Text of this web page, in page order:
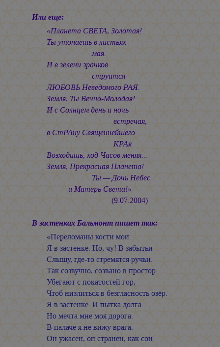
Или ещё:
«Планета СВЕТА, Золотая!
Ты утопаешь в листьях
мая.
И в зелени зрачков
струится
ЛЮБОВЬ Неведомого РАЯ.
Земля, Ты Вечно-Молодая!
И с Солнцем день и ночь
встречая,
в СтРАну Священнейшего
КРАя
Возходишь, ход Часов меняя...
Земля, Прекрасная Планета!
Ты — Дочь Небес
и Матерь Света!»
(9.07.2004)
В застенках Бальмонт пишет так:
«Переломаны кости мои.
Я в застенке. Но, чу! В забытьи
Слышу, где-то стремятся ручьи.
Так созвучно, созвано в простор
Убегают с покатостей гор,
Чтоб низлиться в безгласность озёр.
Я в застенке. И пытка долга.
Но мечта мне моя дорога.
В палаче я не вижу врага.
Он ужасен, он странен, как сон.